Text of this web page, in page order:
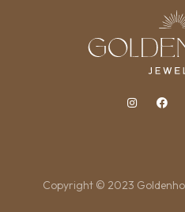
Copyright © 2023